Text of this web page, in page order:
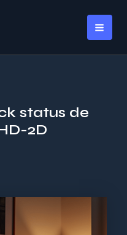
status de
2D